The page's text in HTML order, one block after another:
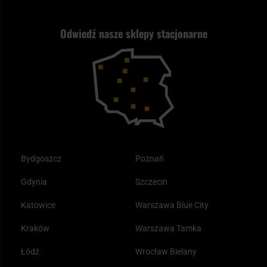
Reklamacje i gwarancja
Odwiedź nasze sklepy stacjonarne
Bydgoszcz
Gdynia
Katowice
Kraków
Łódź
Poznań
Szczecin
Warszawa Blue City
Warszawa Tamka
Wrocław Bielany
Kupony i kody rabatowe
Plecak ewakuacyjny preppersa
Samoobrona